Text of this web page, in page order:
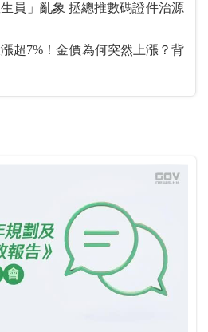
總推數碼證件治源
漲超7%！金價為何突然上漲？背